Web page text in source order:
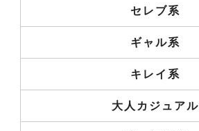
セレブ系
ギャル系
キレイ系
大人カジュアル